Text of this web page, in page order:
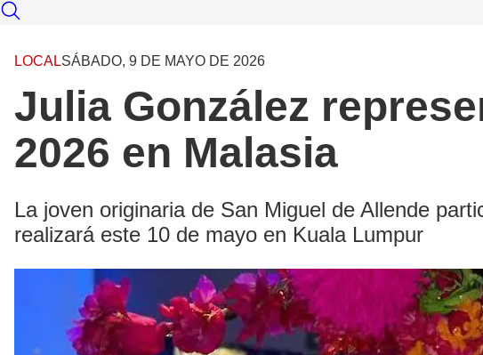
LOCALSÁBADO, 9 DE MAYO DE 2026
Julia González
2026 en Malasia
La joven originaria de San Miguel de Allende
realizará este 10 de mayo en Kuala Lumpur